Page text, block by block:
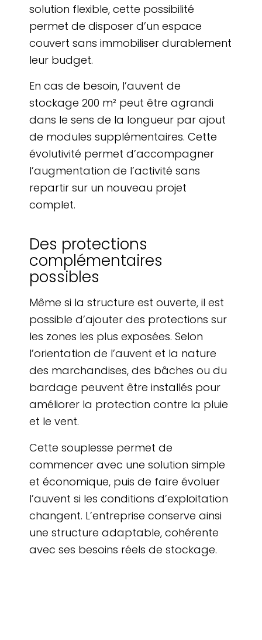
solution flexible, cette possibilité
permet de disposer d’un espace
couvert sans immobiliser durablement
leur budget.
En cas de besoin, l’auvent de
stockage 200 m² peut être agrandi
dans le sens de la longueur par ajout
de modules supplémentaires. Cette
évolutivité permet d’accompagner
l’augmentation de l’activité sans
repartir sur un nouveau projet
complet.
Des protections
complémentaires
possibles
Même si la structure est ouverte, il est
possible d’ajouter des protections sur
les zones les plus exposées. Selon
l’orientation de l’auvent et la nature
des marchandises, des bâches ou du
bardage peuvent être installés pour
améliorer la protection contre la pluie
et le vent.
Cette souplesse permet de
commencer avec une solution simple
et économique, puis de faire évoluer
l’auvent si les conditions d’exploitation
changent. L’entreprise conserve ainsi
une structure adaptable, cohérente
avec ses besoins réels de stockage.